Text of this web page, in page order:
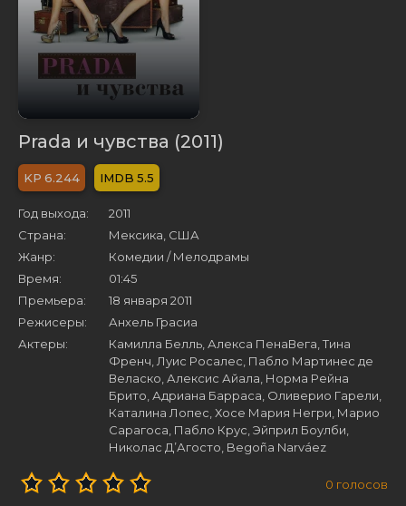
Prada и чувства (2011)
6.244 5.5
Год выхода:
2011
Страна:
Мексика, США
Жанр:
Комедии / Мелодрамы
Время:
01:45
Премьера:
18 января 2011
Режисеры:
Анхель Грасиа
Актеры:
Камилла Белль, Алекса ПенаВега, Тина
Френч, Луис Росалес, Пабло Мартинес де
Веласко, Алексис Айала, Норма Рейна
Брито, Адриана Барраса, Оливерио Гарели,
Каталина Лопес, Хосе Мария Негри, Марио
Сарагоса, Пабло Крус, Эйприл Боулби,
Николас Д’Агосто, Begoña Narváez
0 голосов